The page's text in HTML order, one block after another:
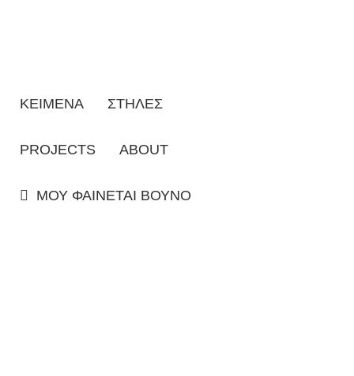
ΚΕΙΜΕΝΑ ΣΤΗΛΕΣ
PROJECTS ABOUT
ΜΟΥ ΦΑΙΝΕΤΑΙ ΒΟΥΝΟ